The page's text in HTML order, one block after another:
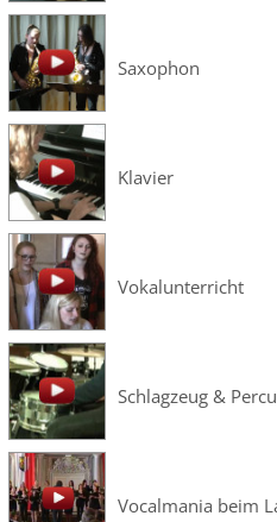
Saxophon
Klavier
Vokalunterricht
Schlagzeug &
Vocalmania beim